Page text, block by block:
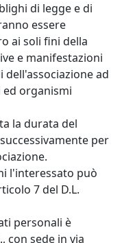
di legge e di
essere
ai soli fini della
e manifestazioni
ad
organismi
la durata del
per
l'interessato può
7 del D.L.
personali è
con sede in via